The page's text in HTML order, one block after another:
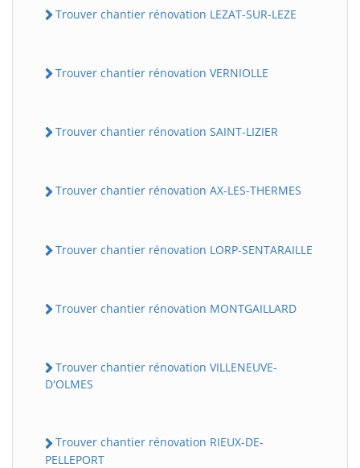
Trouver chantier rénovation LEZAT-SUR-LEZE
Trouver chantier rénovation VERNIOLLE
Trouver chantier rénovation SAINT-LIZIER
Trouver chantier rénovation AX-LES-THERMES
Trouver chantier rénovation LORP-SENTARAILLE
Trouver chantier rénovation MONTGAILLARD
Trouver chantier rénovation VILLENEUVE-
D'OLMES
Trouver chantier rénovation RIEUX-DE-
PELLEPORT